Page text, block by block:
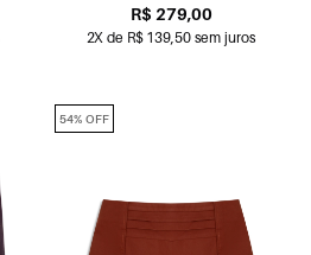
R$ 279,00
2X de R$ 139,50 sem juros
54% OFF